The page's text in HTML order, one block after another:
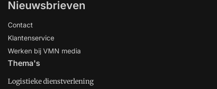
Nieuwsbrieven
Contact
Klantenservice
Werken bij VMN media
Thema's
Logistieke dienstverlening